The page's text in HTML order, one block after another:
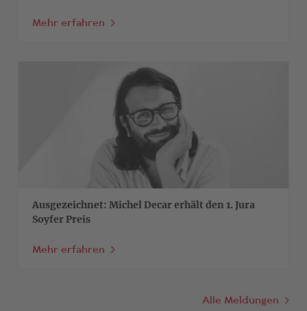
Mehr erfahren
Ausgezeichnet: Michel Decar erhält den 1. Jura
Soyfer Preis
Mehr erfahren
Alle Meldungen